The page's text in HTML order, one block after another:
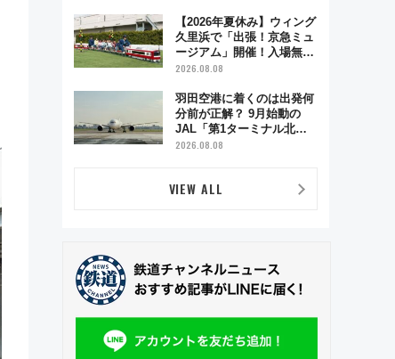
【2026年夏休み】ウィング
久里浜で「出張！京急ミュ
ージアム」開催！入場無料
でスタンプラリーや子ども
2026.08.08
羽田空港に着くのは出発何
分前が正解？ 9月始動の
JAL「第1ターミナル北側
サテライト」は徒歩1キロ
2026.08.08
VIEW ALL